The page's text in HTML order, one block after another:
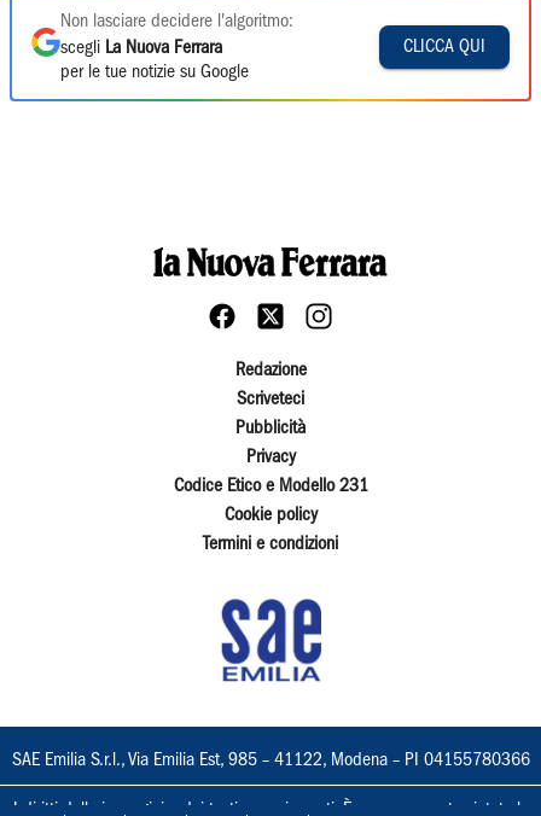
Non lasciare decidere l'algoritmo:
scegli La Nuova Ferrara
per le tue notizie su Google
CLICCA QUI
Redazione
Scriveteci
Pubblicità
Privacy
Codice Etico e Modello 231
Cookie policy
Termini e condizioni
SAE Emilia S.r.l., Via Emilia Est, 985 – 41122, Modena – PI 04155780366
I diritti delle immagini e dei testi sono riservati. È espressamente vietata la